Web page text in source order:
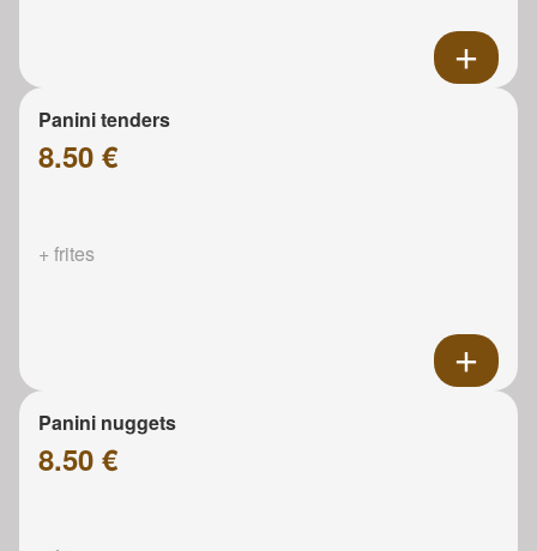
Panini tenders
8.50 €
+ frites
Panini nuggets
8.50 €